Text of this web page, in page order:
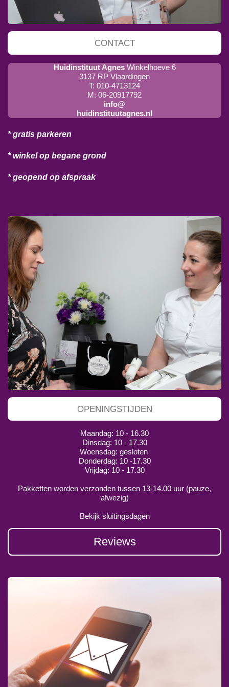
CONTACT
Huidinstituut Agnes Winkelhoeve 6
3137 RP Vlaardingen
T: 010-4713124
M: 06-20917792
info@
huidinstituutagnes.nl
* gratis parkeren
* winkel op begane grond
* geopend op afspraak
OPENINGSTIJDEN
Maandag: 10 - 16.30
Dinsdag: 10 - 17.30
Woensdag: gesloten
Donderdag: 10 -17.30
Vrijdag: 10 - 17.30
Pakketten worden verzonden tussen 13-14.00 uur (pauze,
afwezig)
Bekijk sluitingsdagen
Reviews